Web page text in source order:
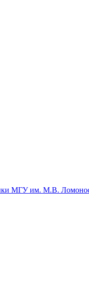
МГУ им. М.В.